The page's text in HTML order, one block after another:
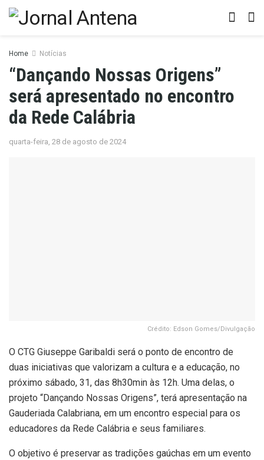
Home Notícias
“Dançando Nossas Origens”
será apresentado no encontro
da Rede Calábria
quarta-feira, 28 de agosto de 2024
Crédito: Edson Gomes/Divulgação
O CTG Giuseppe Garibaldi será o ponto de encontro de
duas iniciativas que valorizam a cultura e a educação, no
próximo sábado, 31, das 8h30min às 12h. Uma delas, o
projeto “Dançando Nossas Origens”, terá apresentação na
Gauderiada Calabriana, em um encontro especial para os
educadores da Rede Calábria e seus familiares.
O objetivo é preservar as tradições gaúchas em um evento